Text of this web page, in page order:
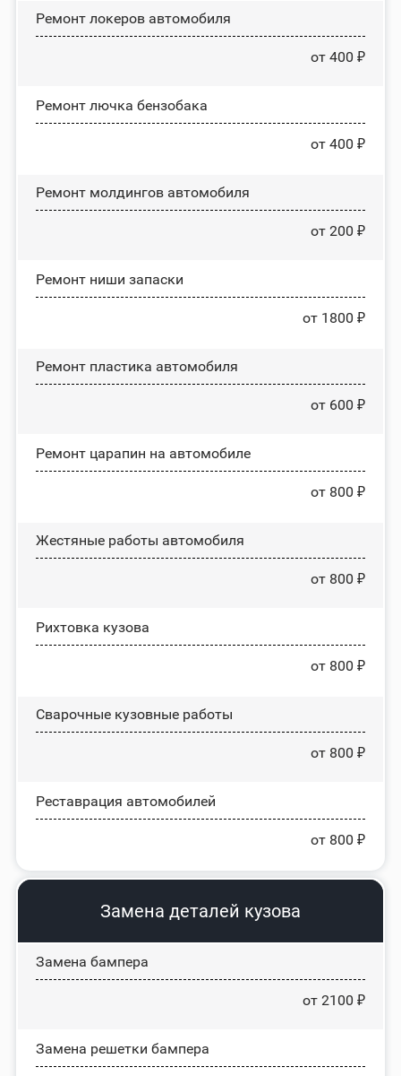
Ремонт лoĸepoв автомобиля
от 400 ₽
Ремонт лючка бензобака
от 400 ₽
Ремонт молдингов автомобиля
от 200 ₽
Ремонт ниши запаски
от 1800 ₽
Ремонт пластика автомобиля
от 600 ₽
Ремонт царапин на автомобиле
от 800 ₽
Жестяные работы автомобиля
от 800 ₽
Рихтовка кузова
от 800 ₽
Сварочные кузовные работы
от 800 ₽
Реставрация автомобилей
от 800 ₽
Замена деталей кузова
Замена бампера
от 2100 ₽
Замена решетки бампера